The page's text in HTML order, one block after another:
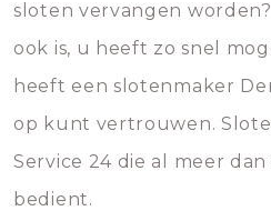
sloten vervangen
ook is, u heeft zo snel
heeft een slotenmaker
op kunt vertrouwen.
Service 24 die al meer
bedient.